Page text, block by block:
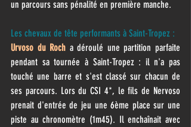
un parcours sans pénalité en première manche.
Les chevaux de tête performants à Saint-Tropez :
Urvoso du Roch a déroulé une partition parfaite
pendant sa tournée à Saint-Tropez : il n'a pas
touché une barre et s'est classé sur chacun de
ses parcours. Lors du CSI 4*, le fils de Nervoso
prenait d'entrée de jeu une 6ème place sur une
piste au chronomètre (1m45). Il enchaînait avec